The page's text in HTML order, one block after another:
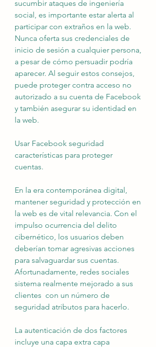
sucumbir ataques de ingeniería
social, es importante estar alerta al
participar con extraños en la web.
Nunca oferta sus credenciales de
inicio de sesión a cualquier persona,
a pesar de cómo persuadir podría
aparecer. Al seguir estos consejos,
puede proteger contra acceso no
autorizado a su cuenta de Facebook
y también asegurar su identidad en
la web.
Usar Facebook seguridad
características para proteger
cuentas.
En la era contemporánea digital,
mantener seguridad y protección en
la web es de vital relevancia. Con el
impulso ocurrencia del delito
cibernético, los usuarios deben
deberían tomar agresivas acciones
para salvaguardar sus cuentas.
Afortunadamente, redes sociales
sistema realmente mejorado a sus
clientes  con un número de
seguridad atributos para hacerlo.
La autenticación de dos factores
incluye una capa extra capa